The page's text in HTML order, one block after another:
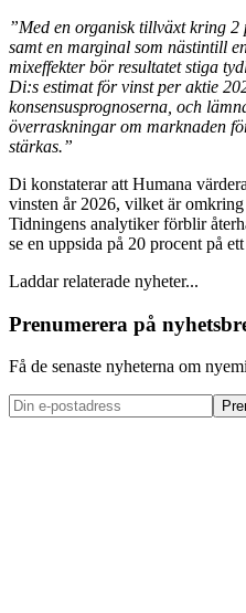
”Med en organisk tillväxt kring 2
samt en marginal som nästintill
mixeffekter bör resultatet stiga
Di:s estimat för vinst per aktie
konsensusprognoserna, och
överraskningar om marknaden
stärkas.”
Di konstaterar att Humana
vinsten år 2026, vilket är
Tidningens analytiker förblir
se en uppsida på 20 procent på
Laddar relaterade nyheter...
Prenumerera på
Få de senaste nyheterna om